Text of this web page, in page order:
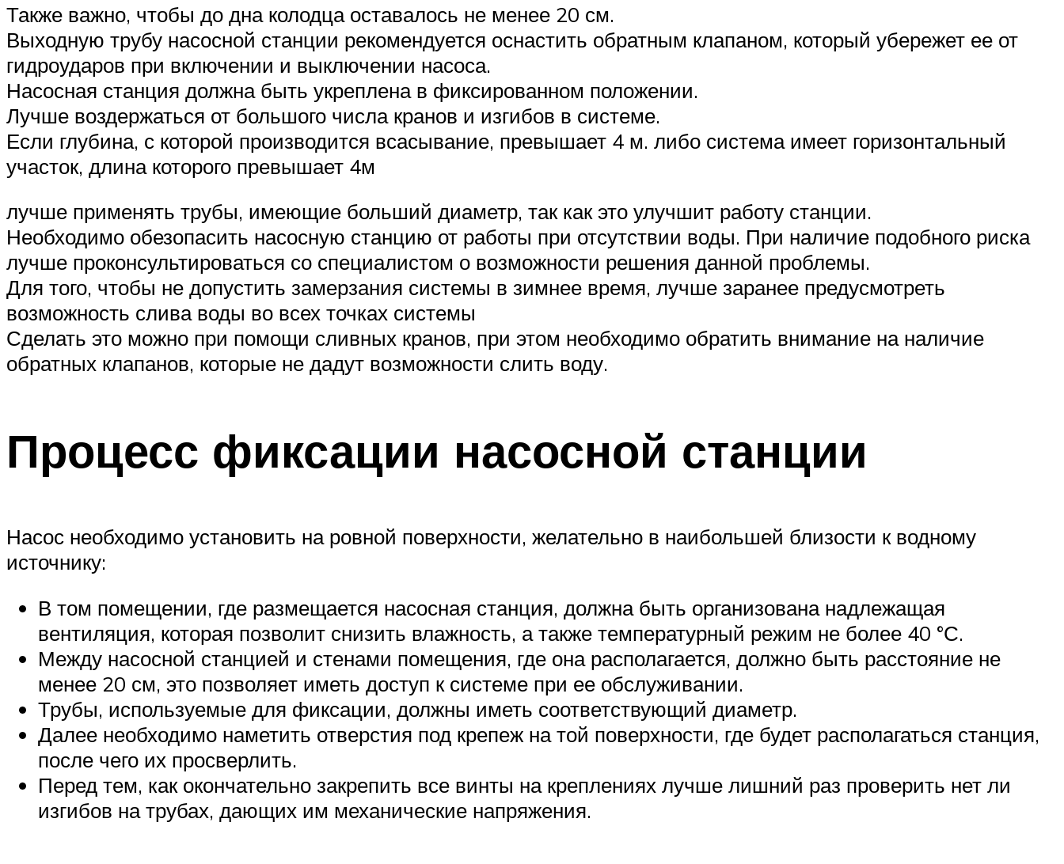
Также важно, чтобы до дна колодца оставалось не менее 20 см.
Выходную трубу насосной станции рекомендуется оснастить обратным клапаном, который убережет ее от
гидроударов при включении и выключении насоса.
Насосная станция должна быть укреплена в фиксированном положении.
Лучше воздержаться от большого числа кранов и изгибов в системе.
Если глубина, с которой производится всасывание, превышает 4 м. либо система имеет горизонтальный
участок, длина которого превышает 4м
лучше применять трубы, имеющие больший диаметр, так как это улучшит работу станции.
Необходимо обезопасить насосную станцию от работы при отсутствии воды. При наличие подобного риска
лучше проконсультироваться со специалистом о возможности решения данной проблемы.
Для того, чтобы не допустить замерзания системы в зимнее время, лучше заранее предусмотреть
возможность слива воды во всех точках системы
Сделать это можно при помощи сливных кранов, при этом необходимо обратить внимание на наличие
обратных клапанов, которые не дадут возможности слить воду.
Процесс фиксации насосной станции
Насос необходимо установить на ровной поверхности, желательно в наибольшей близости к водному
источнику:
В том помещении, где размещается насосная станция, должна быть организована надлежащая
вентиляция, которая позволит снизить влажность, а также температурный режим не более 40 °С.
Между насосной станцией и стенами помещения, где она располагается, должно быть расстояние не
менее 20 см, это позволяет иметь доступ к системе при ее обслуживании.
Трубы, используемые для фиксации, должны иметь соответствующий диаметр.
Далее необходимо наметить отверстия под крепеж на той поверхности, где будет располагаться станция,
после чего их просверлить.
Перед тем, как окончательно закрепить все винты на креплениях лучше лишний раз проверить нет ли
изгибов на трубах, дающих им механические напряжения.